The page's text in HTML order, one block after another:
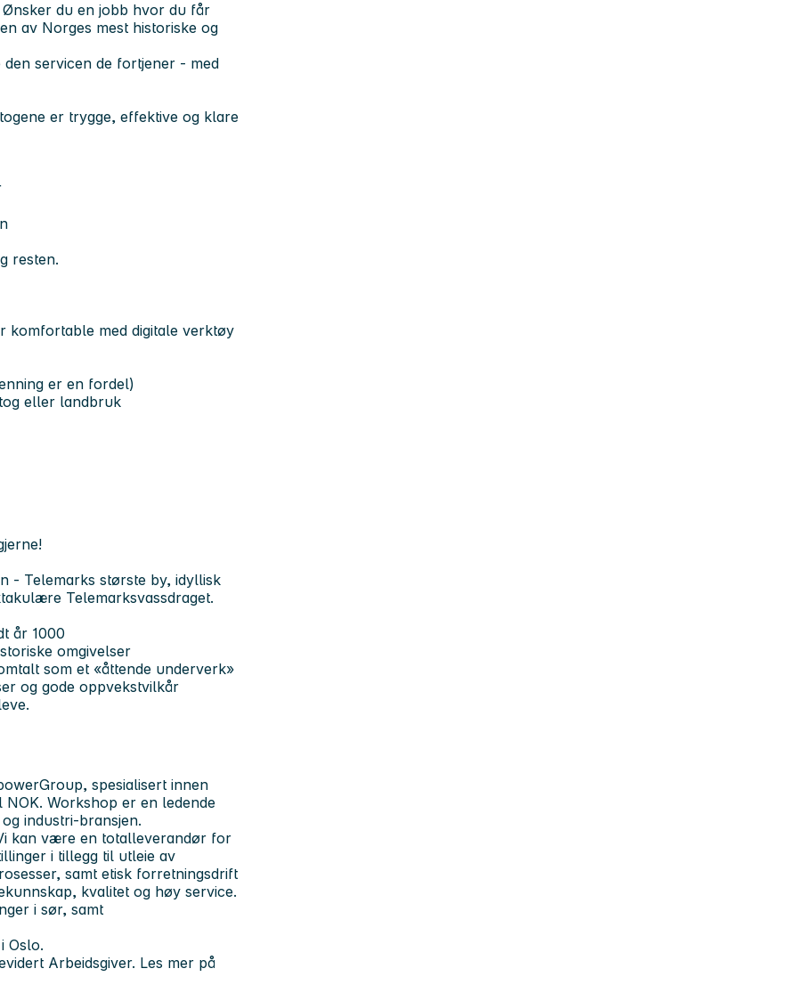
du en jobb hvor du får
av Norges mest historiske og
servicen de fortjener - med
er trygge, effektive og klare
resten.
komfortable med digitale verktøy
er en fordel)
eller landbruk
- Telemarks største by, idyllisk
Telemarksvassdraget.
år 1000
omgivelser
som et «åttende underverk»
og gode oppvekstvilkår
spesialisert innen
Workshop er en ledende
industri-bransjen.
kan være en totalleverandør for
i tillegg til utleie av
samt etisk forretningsdrift
kvalitet og høy service.
i sør, samt
Oslo.
Arbeidsgiver. Les mer på